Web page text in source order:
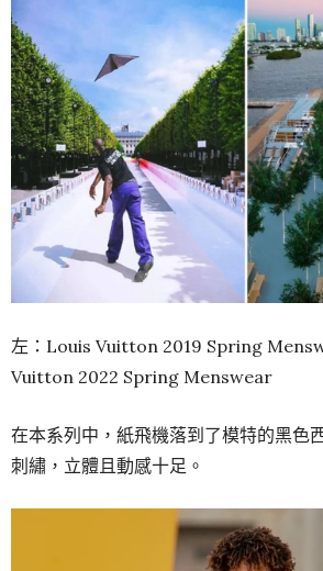
左：Louis Vuitton 2019 Spring
Vuitton 2022 Spring Menswear
在本系列中，紙飛機落到了模特的黑色
刺繡，立體且動感十足。